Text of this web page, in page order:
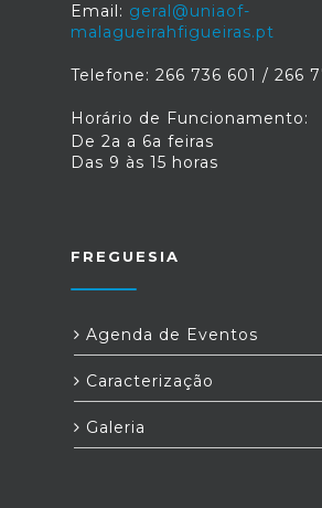
Email: geral@uniaof-
malagueirahfigueiras.pt
Telefone: 266 736 601 / 266
Horário de Funcionamento:
De 2a a 6a feiras
Das 9 às 15 horas
FREGUESIA
Agenda de Eventos
Caracterização
Galeria